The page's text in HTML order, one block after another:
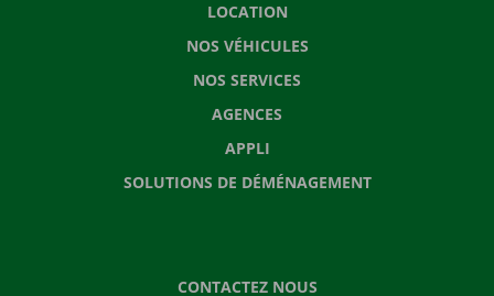
LOCATION
NOS VÉHICULES
NOS SERVICES
AGENCES
APPLI
SOLUTIONS DE DÉMÉNAGEMENT
CONTACTEZ NOUS